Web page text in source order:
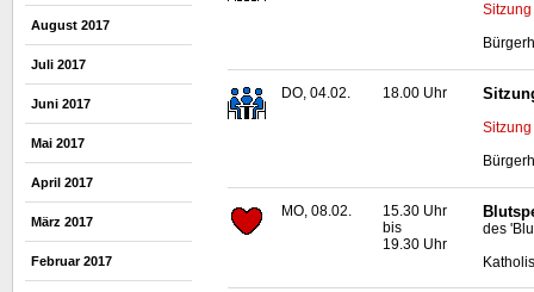
August 2017
Juli 2017
Juni 2017
Mai 2017
April 2017
März 2017
Februar 2017
DO, 04.02. 18.00 Uhr
MO, 08.02.
15.30 Uhr
bis
19.30 Uhr
des